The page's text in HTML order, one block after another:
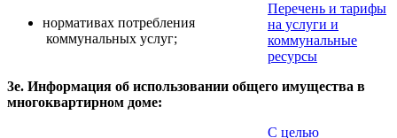
нормативах потребления
коммунальных услуг;
Перечень и тарифы
на услуги и
коммунальные
ресурсы
3е. Информация об использовании общего имущества в
многоквартирном доме:
С целью